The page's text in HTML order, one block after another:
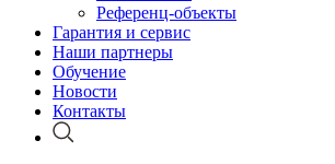
Референц-объекты
Гарантия и сервис
Наши партнеры
Обучение
Новости
Контакты